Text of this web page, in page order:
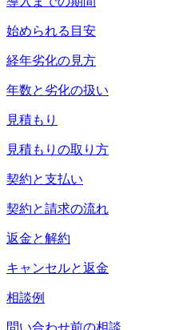
始められる目安
経年劣化の見方
年数と劣化の扱い
見積もり
見積もりの取り方
契約と支払い
契約と請求の流れ
返金と解約
キャンセルと返金
相談例
問い合わせ前の相談